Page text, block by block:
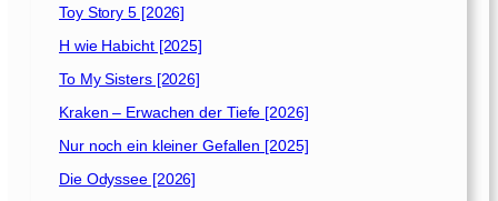
Toy Story 5 [2026]
H wie Habicht [2025]
To My Sisters [2026]
Kraken – Erwachen der Tiefe [2026]
Nur noch ein kleiner Gefallen [2025]
Die Odyssee [2026]